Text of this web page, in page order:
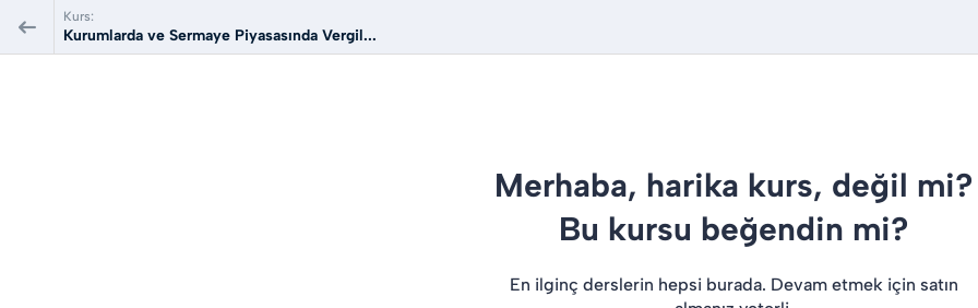
Kurs:
Kurumlarda ve Sermaye Piyasasında Vergil...
Merhaba, harika kurs, değil mi?
Bu kursu beğendin mi?
En ilginç derslerin hepsi burada. Devam etmek için satın